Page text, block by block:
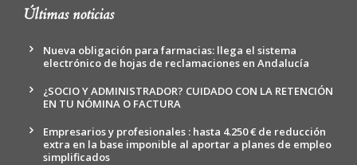
Últimas noticias
Nueva obligación para farmacias: llega el sistema
electrónico de hojas de reclamaciones en Andalucía
¿SOCIO Y ADMINISTRADOR? CUIDADO CON LA RETENCIÓN
EN TU NÓMINA O FACTURA
Empresarios y profesionales : hasta 4.250 € de reducción
extra en la base imponible al aportar a planes de empleo
simplificados